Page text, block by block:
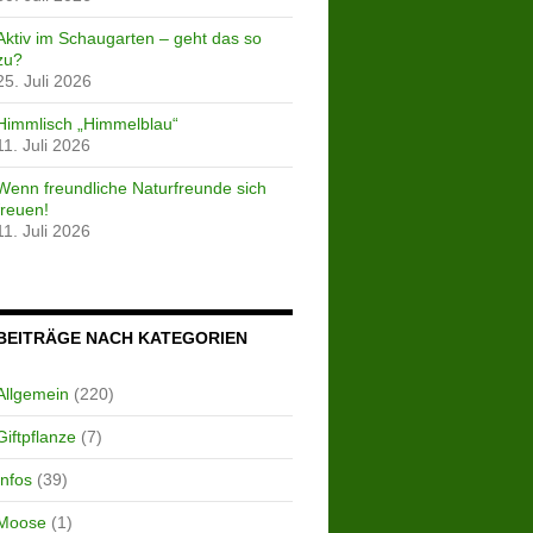
im Schaugarten – geht das so
Juli 2026
„Himmelblau“
Juli 2026
freundliche Naturfreunde sich
Juli 2026
NACH KATEGORIEN
(220)
(7)
(39)
(1)